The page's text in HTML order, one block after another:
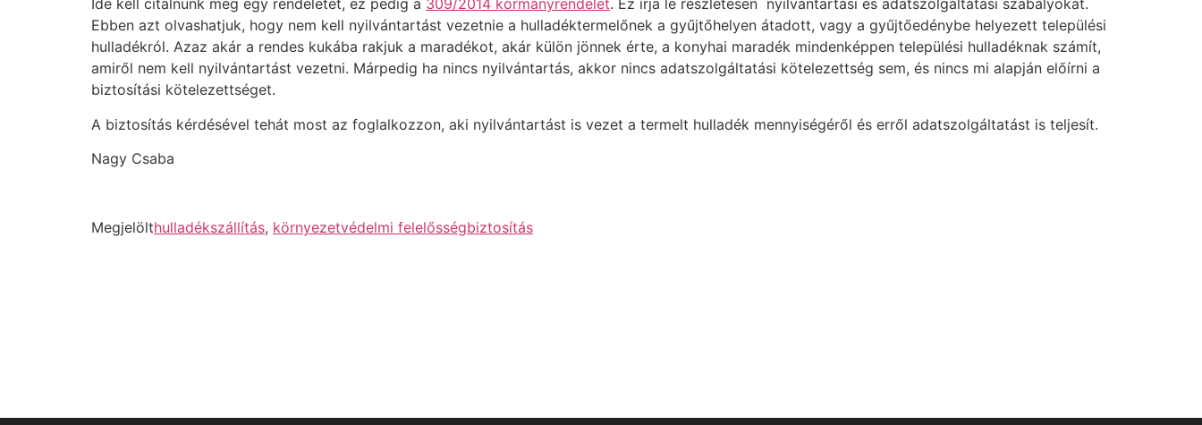
Ide kell citálnunk még egy rendeletet, ez pedig a 309/2014 kormányrendelet. Ez írja le részletesen nyilvántartási és adatszolgáltatási szabályokat.
Ebben azt olvashatjuk, hogy nem kell nyilvántartást vezetnie a hulladéktermelőnek a gyűjtőhelyen átadott, vagy a gyűjtőedénybe helyezett települési
hulladékról. Azaz akár a rendes kukába rakjuk a maradékot, akár külön jönnek érte, a konyhai maradék mindenképpen települési hulladéknak számít,
amiről nem kell nyilvántartást vezetni. Márpedig ha nincs nyilvántartás, akkor nincs adatszolgáltatási kötelezettség sem, és nincs mi alapján előírni a
biztosítási kötelezettséget.
A biztosítás kérdésével tehát most az foglalkozzon, aki nyilvántartást is vezet a termelt hulladék mennyiségéről és erről adatszolgáltatást is teljesít.
Nagy Csaba
Megjelölthulladékszállítás, környezetvédelmi felelősségbiztosítás